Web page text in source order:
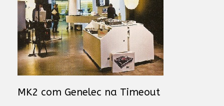
MK2 com Genelec na Timeout